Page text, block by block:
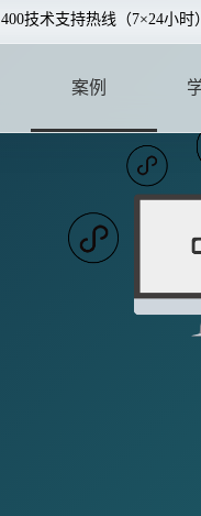
400技术支持热线（7×24小时
案例